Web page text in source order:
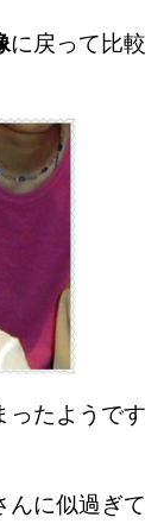
に戻って比較
ったようです
んに似過ぎて